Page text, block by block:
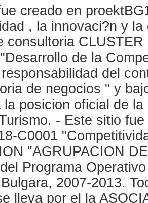
creado en
, la innovaci?n y
consultoria
de la
del
de negocios " y
la posicion oficial de
- Este sitio
C0001
"AGRUPACION
Programa
2007-2013.
lleva por el la